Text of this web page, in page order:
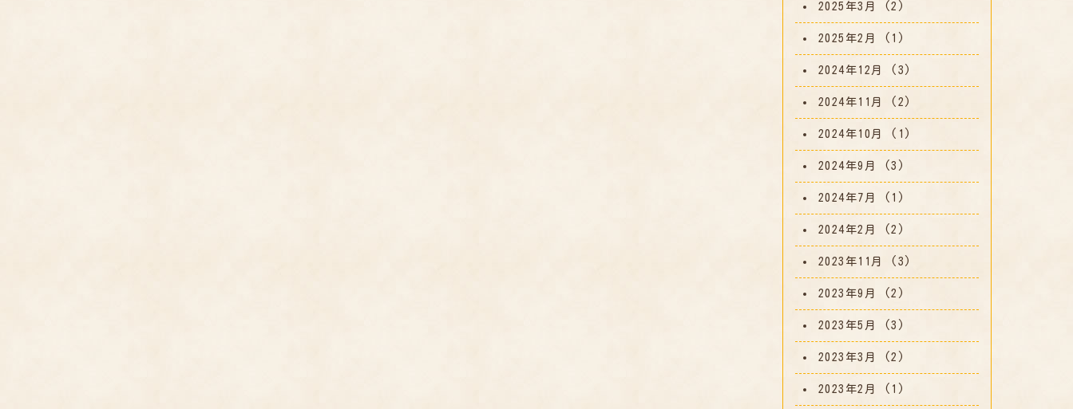
2025年3月 (2)
2025年2月 (1)
2024年12月 (3)
2024年11月 (2)
2024年10月 (1)
2024年9月 (3)
2024年7月 (1)
2024年2月 (2)
2023年11月 (3)
2023年9月 (2)
2023年5月 (3)
2023年3月 (2)
2023年2月 (1)